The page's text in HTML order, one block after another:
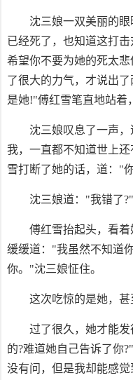
沈三娘一双美丽的
已经死了，也知道这打
希望你不要为她的死太
了很大的力气，才说出
是她!"傅红雪笔直地站着
沈三娘叹息了一声
我，一直都不知道世上
雪打断了她的话，道："
沈三娘道："我错了?"
傅红雪抬起头，看着
缓缓道："我虽然不知道
你。"沈三娘怔住。
这次吃惊的是她，甚
过了很久，她才能
的?难道她自己告诉了你
没有问，但是我却能感